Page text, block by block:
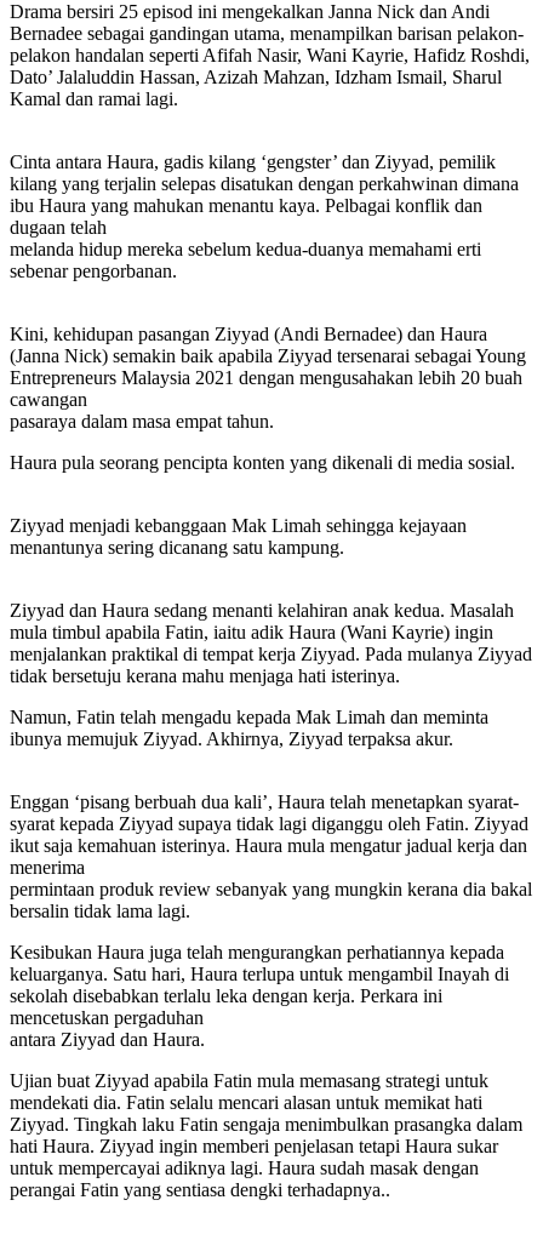
Drama bersiri 25 episod ini mengekalkan Janna Nick dan Andi
Bernadee sebagai gandingan utama, menampilkan barisan pelakon-
pelakon handalan seperti Afifah Nasir, Wani Kayrie, Hafidz Roshdi,
Dato’ Jalaluddin Hassan, Azizah Mahzan, Idzham Ismail, Sharul
Kamal dan ramai lagi.
Cinta antara Haura, gadis kilang ‘gengster’ dan Ziyyad, pemilik
kilang yang terjalin selepas disatukan dengan perkahwinan dimana
ibu Haura yang mahukan menantu kaya. Pelbagai konflik dan
dugaan telah
melanda hidup mereka sebelum kedua-duanya memahami erti
sebenar pengorbanan.
Kini, kehidupan pasangan Ziyyad (Andi Bernadee) dan Haura
(Janna Nick) semakin baik apabila Ziyyad tersenarai sebagai Young
Entrepreneurs Malaysia 2021 dengan mengusahakan lebih 20 buah
cawangan
pasaraya dalam masa empat tahun.
Haura pula seorang pencipta konten yang dikenali di media sosial.
Ziyyad menjadi kebanggaan Mak Limah sehingga kejayaan
menantunya sering dicanang satu kampung.
Ziyyad dan Haura sedang menanti kelahiran anak kedua. Masalah
mula timbul apabila Fatin, iaitu adik Haura (Wani Kayrie) ingin
menjalankan praktikal di tempat kerja Ziyyad. Pada mulanya Ziyyad
tidak bersetuju kerana mahu menjaga hati isterinya.
Namun, Fatin telah mengadu kepada Mak Limah dan meminta
ibunya memujuk Ziyyad. Akhirnya, Ziyyad terpaksa akur.
Enggan ‘pisang berbuah dua kali’, Haura telah menetapkan syarat-
syarat kepada Ziyyad supaya tidak lagi diganggu oleh Fatin. Ziyyad
ikut saja kemahuan isterinya. Haura mula mengatur jadual kerja dan
menerima
permintaan produk review sebanyak yang mungkin kerana dia bakal
bersalin tidak lama lagi.
Kesibukan Haura juga telah mengurangkan perhatiannya kepada
keluarganya. Satu hari, Haura terlupa untuk mengambil Inayah di
sekolah disebabkan terlalu leka dengan kerja. Perkara ini
mencetuskan pergaduhan
antara Ziyyad dan Haura.
Ujian buat Ziyyad apabila Fatin mula memasang strategi untuk
mendekati dia. Fatin selalu mencari alasan untuk memikat hati
Ziyyad. Tingkah laku Fatin sengaja menimbulkan prasangka dalam
hati Haura. Ziyyad ingin memberi penjelasan tetapi Haura sukar
untuk mempercayai adiknya lagi. Haura sudah masak dengan
perangai Fatin yang sentiasa dengki terhadapnya..